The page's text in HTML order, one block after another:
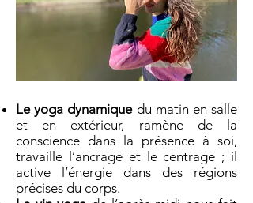
Le yoga dynamiquedu matin en salle
et en extérieur, ramène de la
conscience dans la présence à soi,
travaille l’ancrage et le centrage ; il
active l’énergie dans des régions
précises du corps.